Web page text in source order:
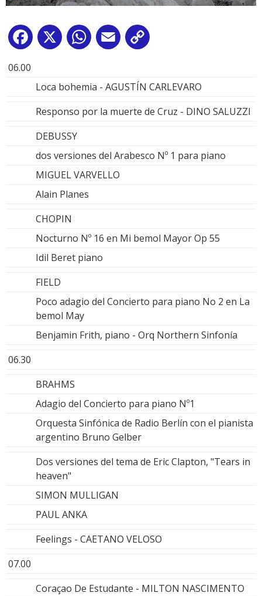
Facebook
X WhatsApp
Email
06.00
Loca bohemia - AGUSTÍN CARLEVARO
Responso por la muerte de Cruz - DINO SALUZZI
DEBUSSY
dos versiones del Arabesco Nº 1 para piano
MIGUEL VARVELLO
Alain Planes
CHOPIN
Nocturno Nº 16 en Mi bemol Mayor Op 55
Idil Beret piano
FIELD
Poco adagio del Concierto para piano No 2 en La
bemol May
Benjamin Frith, piano - Orq Northern Sinfonía
06.30
BRAHMS
Adagio del Concierto para piano Nº1
Orquesta Sinfónica de Radio Berlín con el pianista
argentino Bruno Gelber
Dos versiones del tema de Eric Clapton, "Tears in
heaven"
SIMON MULLIGAN
PAUL ANKA
Feelings - CAETANO VELOSO
07.00
Coraçao De Estudante - MILTON NASCIMENTO